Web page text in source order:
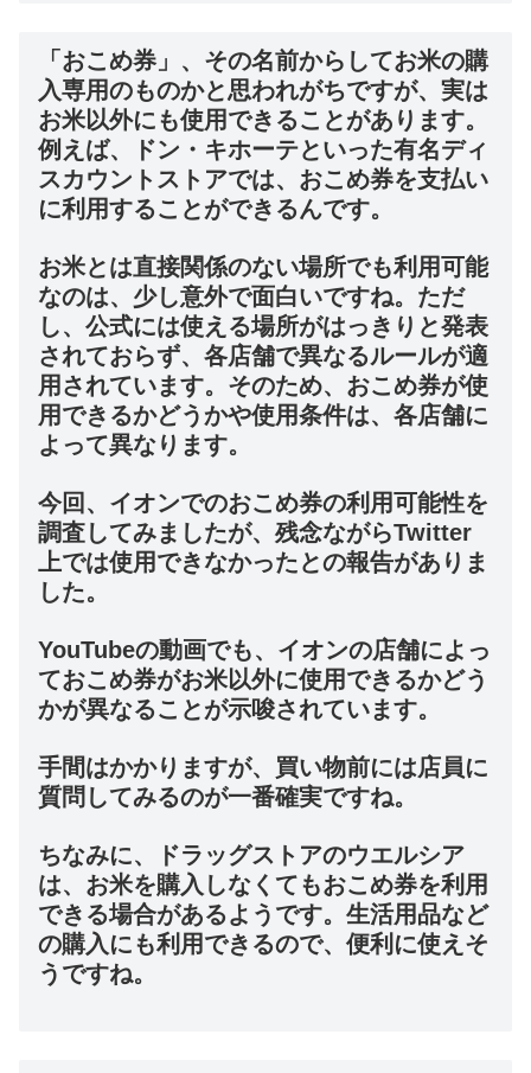
「おこめ券」、その名前からしてお米の購
入専用のものかと思われがちですが、実は
お米以外にも使用できることがあります。
例えば、ドン・キホーテといった有名ディ
スカウントストアでは、おこめ券を支払い
に利用することができるんです。
お米とは直接関係のない場所でも利用可能
なのは、少し意外で面白いですね。ただ
し、公式には使える場所がはっきりと発表
されておらず、各店舗で異なるルールが適
用されています。そのため、おこめ券が使
用できるかどうかや使用条件は、各店舗に
よって異なります。
今回、イオンでのおこめ券の利用可能性を
調査してみましたが、残念ながらTwitter
上では使用できなかったとの報告がありま
した。
YouTubeの動画でも、イオンの店舗によっ
ておこめ券がお米以外に使用できるかどう
かが異なることが示唆されています。
手間はかかりますが、買い物前には店員に
質問してみるのが一番確実ですね。
ちなみに、ドラッグストアのウエルシア
は、お米を購入しなくてもおこめ券を利用
できる場合があるようです。生活用品など
の購入にも利用できるので、便利に使えそ
うですね。